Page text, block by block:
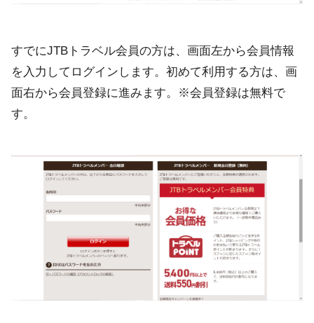
すでにJTBトラベル会員の方は、画面左から会員情報
を入力してログインします。初めて利用する方は、画
面右から会員登録に進みます。※会員登録は無料で
す。